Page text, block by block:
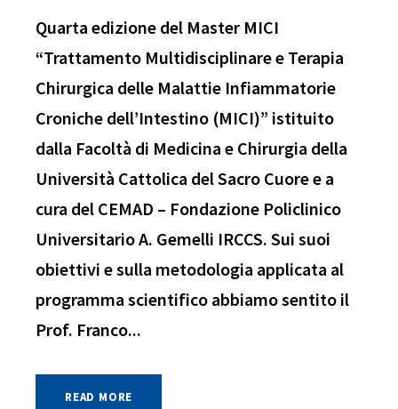
Quarta edizione del Master MICI
“Trattamento Multidisciplinare e Terapia
Chirurgica delle Malattie Infiammatorie
Croniche dell’Intestino (MICI)” istituito
dalla Facoltà di Medicina e Chirurgia della
Università Cattolica del Sacro Cuore e a
cura del CEMAD – Fondazione Policlinico
Universitario A. Gemelli IRCCS. Sui suoi
obiettivi e sulla metodologia applicata al
programma scientifico abbiamo sentito il
Prof. Franco...
READ MORE